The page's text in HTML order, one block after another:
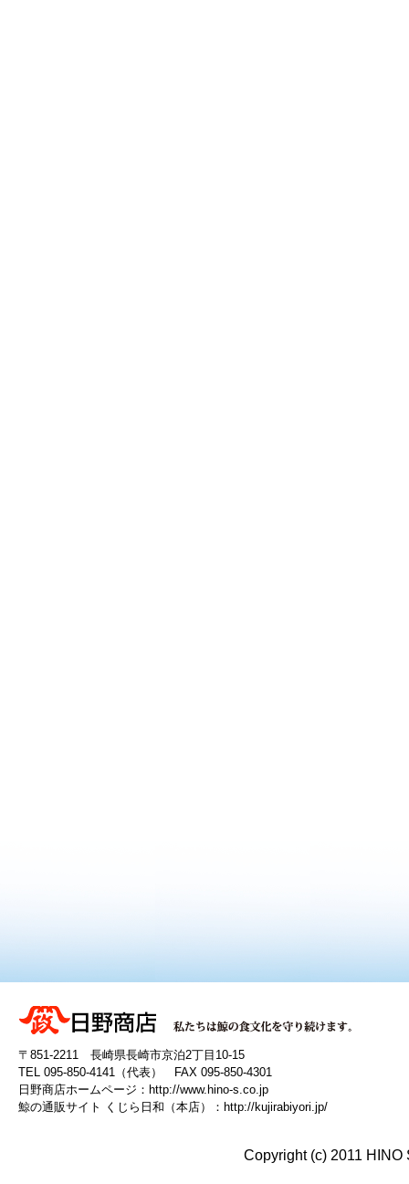
〒851-2211 長崎県長崎市京泊2丁目10-15
TEL 095-850-4141（代表） FAX 095-850-4301
日野商店ホームページ： http://www.hino-s.co.jp
鯨の通販サイト くじら日和（本店）： http://kujirabiyori.jp/
Copyright (c) 2011